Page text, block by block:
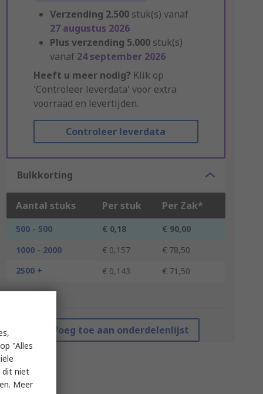
Verzending 2.500 stuk(s) vanaf
27 augustus 2026
Plus verzending 5.000 stuk(s)
vanaf 24 september 2026
Heeft u meer nodig? Klik op
'Controleer leverdata' voor extra
voorraad en levertijden.
Controleer leverdata
Bulkkorting
Aantal stuks Per stuk Per Zak*
500 - 500 € 0,18
€ 90,00
1000 - 2000
€ 0,157
€ 78,50
2500 +
€ 0,143 € 71,50
Voeg toe aan onderdelenlijst
"Alles
dit niet
Meer